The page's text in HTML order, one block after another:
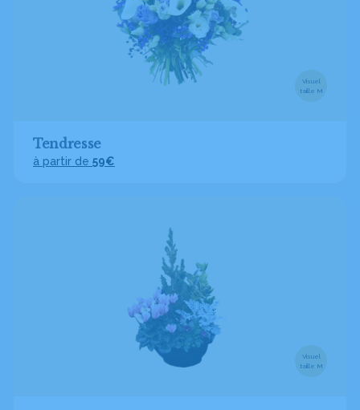
Visuel
taille M
Tendresse
à partir de 59€
Visuel
taille M